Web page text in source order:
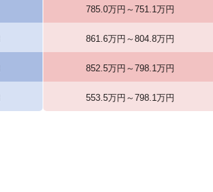
785.0万円～751.1万円
861.6万円～804.8万円
852.5万円～798.1万円
553.5万円～798.1万円